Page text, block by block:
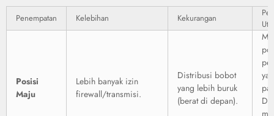
Penempatan Kelebihan Kekurangan
Posisi
Maju
Lebih banyak izin
firewall/transmisi.
Distribusi bobot
yang lebih buruk
(berat di depan).